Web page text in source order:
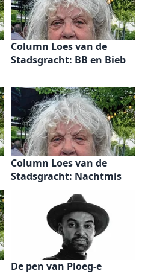
Column Loes van de
Stadsgracht: BB en Bieb
Column Loes van de
Stadsgracht: Nachtmis
De pen van Ploeg-e